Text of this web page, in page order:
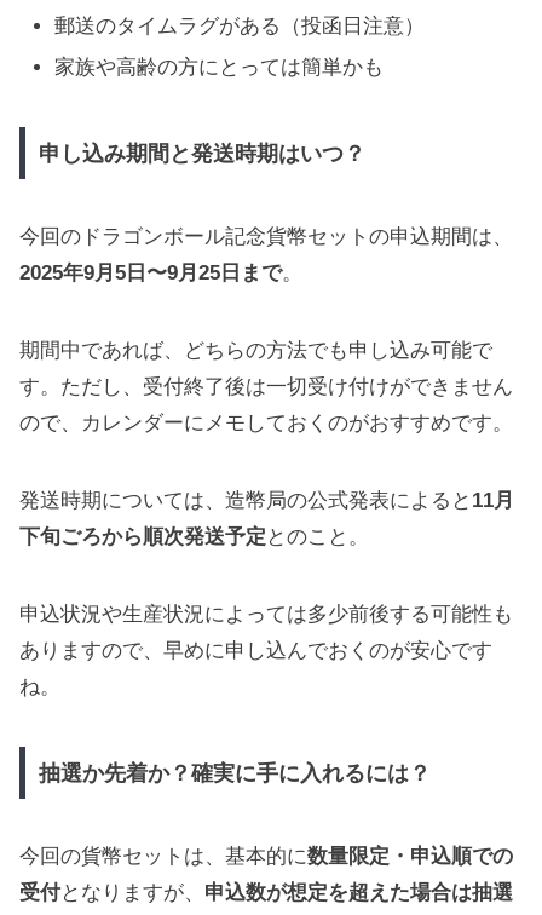
郵送のタイムラグがある（投函日注意）
家族や高齢の方にとっては簡単かも
申し込み期間と発送時期はいつ？
今回のドラゴンボール記念貨幣セットの申込期間は、
2025年9月5日〜9月25日まで。
期間中であれば、どちらの方法でも申し込み可能で
す。ただし、受付終了後は一切受け付けができません
ので、カレンダーにメモしておくのがおすすめです。
発送時期については、造幣局の公式発表によると 11月
下旬ごろから順次発送予定 とのこと。
申込状況や生産状況によっては多少前後する可能性も
ありますので、早めに申し込んでおくのが安心です
ね。
抽選か先着か？確実に手に入れるには？
今回の貨幣セットは、基本的に数量限定・申込順での
受付となりますが、 申込数が想定を超えた場合は抽選